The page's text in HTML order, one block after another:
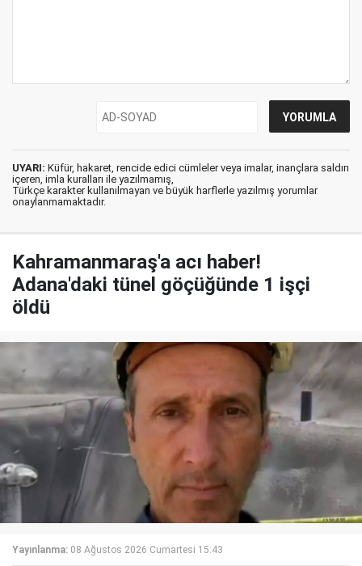
UYARI: Küfür, hakaret, rencide edici cümleler veya imalar, inançlara saldırı
içeren, imla kuralları ile yazılmamış,
Türkçe karakter kullanılmayan ve büyük harflerle yazılmış yorumlar
onaylanmamaktadır.
Kahramanmaraş'a acı haber!
Adana'daki tünel göçüğünde 1 işçi
öldü
Yayınlanma: 08 Ağustos 2026 Cumartesi 15:43